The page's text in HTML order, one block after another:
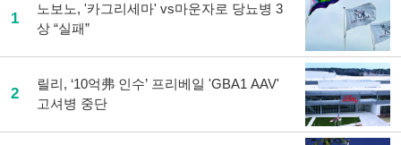
1
노보노, '카그리세마' vs마운자로 당뇨병 3
상 “실패”
2
릴리, ‘10억弗 인수’ 프리베일 'GBA1 AAV'
고셔병 중단